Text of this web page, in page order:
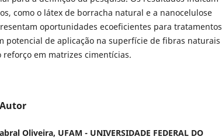
como o látex de borracha natural e a nanocelulose
oportunidades ecoeficientes para tratamentos
potencial de aplicação na superfície de fibras naturais
reforço em matrizes cimentícias.
Oliveira, UFAM - UNIVERSIDADE FEDERAL DO